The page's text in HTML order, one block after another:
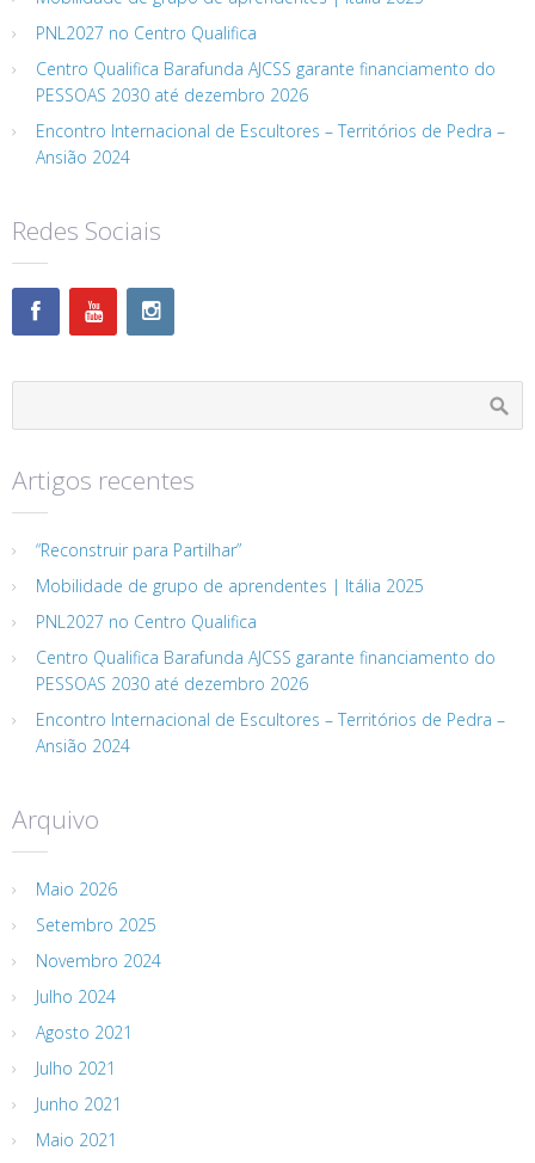
PNL2027 no Centro Qualifica
Centro Qualifica Barafunda AJCSS garante financiamento do
PESSOAS 2030 até dezembro 2026
Encontro Internacional de Escultores – Territórios de Pedra –
Ansião 2024
Redes Sociais
Artigos recentes
“Reconstruir para Partilhar”
Mobilidade de grupo de aprendentes | Itália 2025
PNL2027 no Centro Qualifica
Centro Qualifica Barafunda AJCSS garante financiamento do
PESSOAS 2030 até dezembro 2026
Encontro Internacional de Escultores – Territórios de Pedra –
Ansião 2024
Arquivo
Maio 2026
Setembro 2025
Novembro 2024
Julho 2024
Agosto 2021
Julho 2021
Junho 2021
Maio 2021